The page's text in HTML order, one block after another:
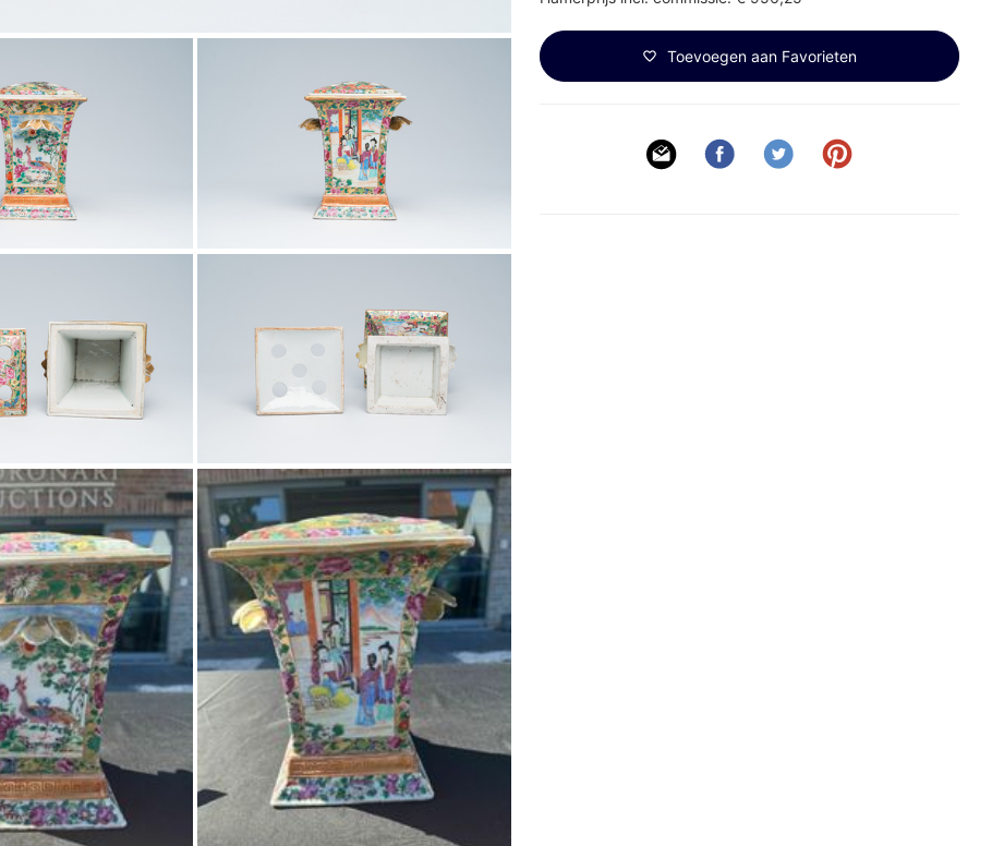
Toevoegen aan Favorieten